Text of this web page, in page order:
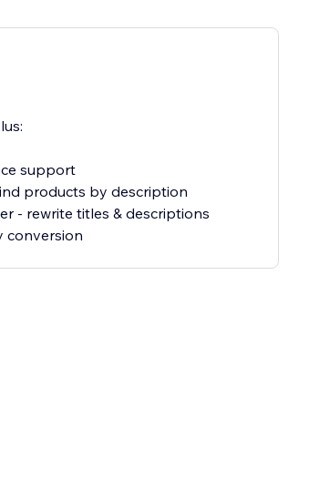
support
products by description
- rewrite titles & descriptions
conversion